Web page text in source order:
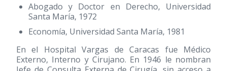
Abogado y Doctor en Derecho, Universidad
Santa María, 1972
Economía, Universidad Santa María, 1981
En el Hospital Vargas de Caracas fue Médico
Externo, Interno y Cirujano. En 1946 le nombran